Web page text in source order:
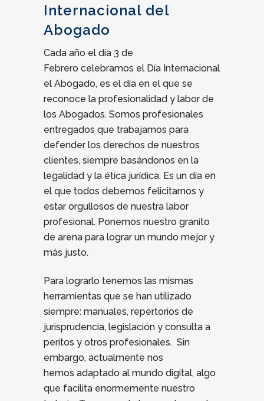
Internacional del
Abogado
Cada año el día 3 de
Febrero celebramos el Día Internacional
el Abogado, es el día en el que se
reconoce la profesionalidad y labor de
los Abogados. Somos profesionales
entregados que trabajamos para
defender los derechos de nuestros
clientes, siempre basándonos en la
legalidad y la ética jurídica. Es un día en
el que todos debemos felicitarnos y
estar orgullosos de nuestra labor
profesional. Ponemos nuestro granito
de arena para lograr un mundo mejor y
más justo.
Para lograrlo tenemos las mismas
herramientas que se han utilizado
siempre: manuales, repertorios de
jurisprudencia, legislación y consulta a
peritos y otros profesionales. Sin
embargo, actualmente nos
hemos adaptado al mundo digital, algo
que facilita enormemente nuestro